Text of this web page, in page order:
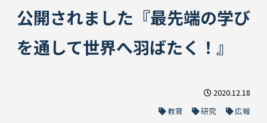
公開されました『最先端の学び
を通して世界へ羽ばたく！』
2020.12.18
教育
研究 広報